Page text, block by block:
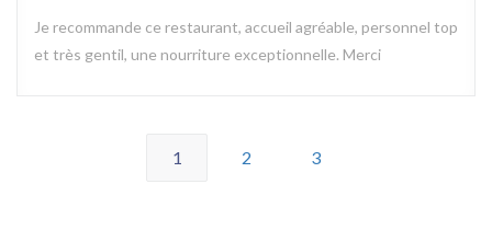
Je recommande ce restaurant, accueil agréable, personnel top
et très gentil, une nourriture exceptionnelle. Merci
1 2 3